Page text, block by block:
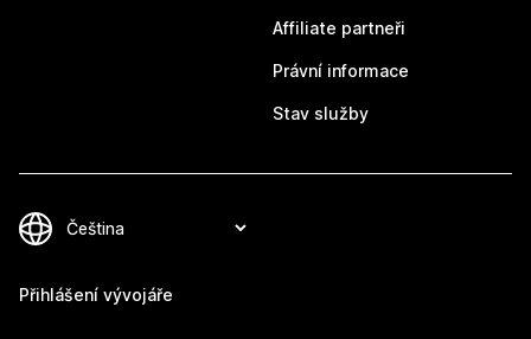
Affiliate partneři
Právní informace
Stav služby
Přihlášení vývojáře